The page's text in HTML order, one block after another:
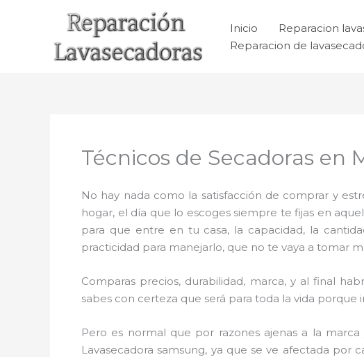
Inicio Reparacion
Reparacion de
Técnicos de Secadoras en
No hay nada como la satisfacción de comprar y
hogar, el día que lo escoges siempre te fijas en
para que entre en tu casa, la capacidad, la
practicidad para manejarlo, que no te vaya a tomar
Comparas precios, durabilidad, marca, y al final
sabes con certeza que será para toda la vida
Pero es normal que por razones ajenas a la
Lavasecadora samsung, ya que se ve afectada